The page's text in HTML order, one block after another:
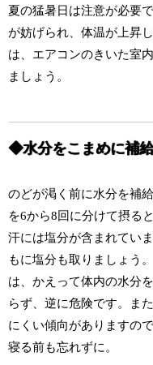
夏の猛暑日は注意が必要
が妨げられ、体温が上昇
は、エアコンのきいた室
ましょう。
◆水分をこまめに補給
のどが渇く前に水分を補
を6から8回に分けて摂る
汗には塩分が含まれてい
もに塩分も取りましょう
は、かえって体内の水分
らず、逆に危険です。ま
にくい傾向がありますの
寝る前も忘れずに。